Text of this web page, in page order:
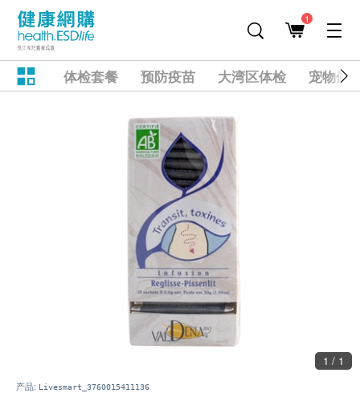
1
体检套餐 预防疫苗 大湾区体检 宠物健
1 / 1
产品: Livesmart_3760015411136